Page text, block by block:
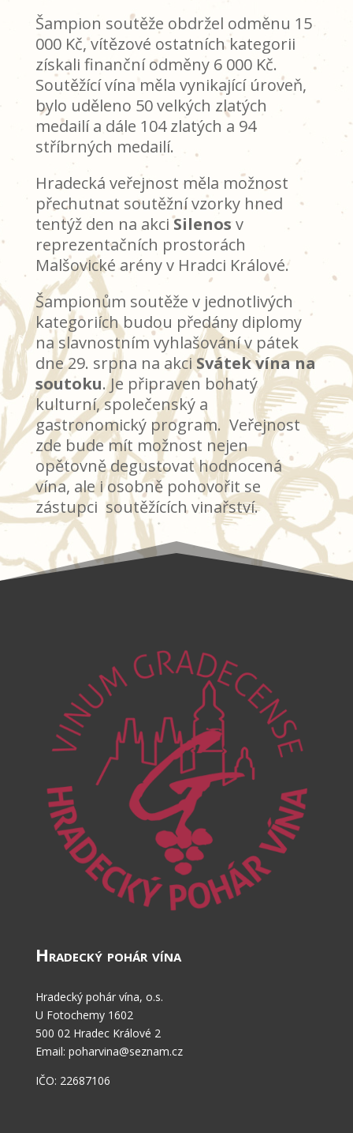
Šampion soutěže obdržel odměnu 15
000 Kč, vítězové ostatních kategorii
získali finanční odměny 6 000 Kč.
Soutěžící vína měla vynikající úroveň,
bylo uděleno 50 velkých zlatých
medailí a dále 104 zlatých a 94
stříbrných medailí.
Hradecká veřejnost měla možnost
přechutnat soutěžní vzorky hned
tentýž den na akciSilenos v
reprezentačních prostorách
Malšovické arény v Hradci Králové.
Šampionům soutěže v jednotlivých
kategoriích budou předány diplomy
na slavnostním vyhlašování v pátek
dne 29. srpna na akci Svátek vína na
soutoku. Je připraven bohatý
kulturní, společenský a
gastronomický program. Veřejnost
zde bude mít možnost nejen
opětovně degustovat hodnocená
vína, ale i osobně pohovořit se
zástupci soutěžících vinařství.
Hradecký pohár vína
Hradecký pohár vína, o.s.
U Fotochemy 1602
500 02 Hradec Králové 2
Email: poharvina@seznam.cz
IČO: 22687106